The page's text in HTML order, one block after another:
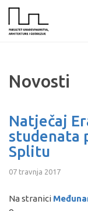
Novosti
Natječaj
studenata
Splitu
07 travnja 2017
Na stranici